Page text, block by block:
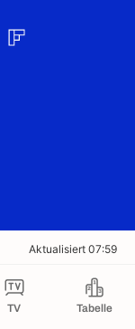
TV Tabelle
Aktualisiert 07:59